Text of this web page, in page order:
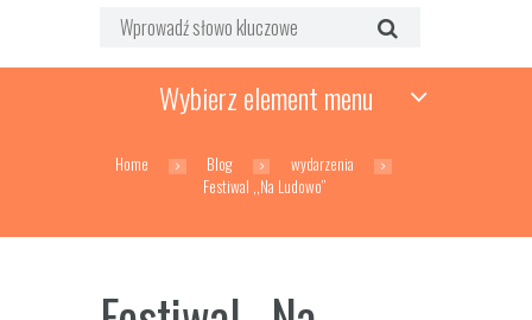
Wybierz element menu
Home Blog
wydarzenia
Festiwal ,,Na Ludowo”